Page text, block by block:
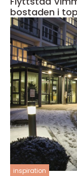
bostaden i
inspiration